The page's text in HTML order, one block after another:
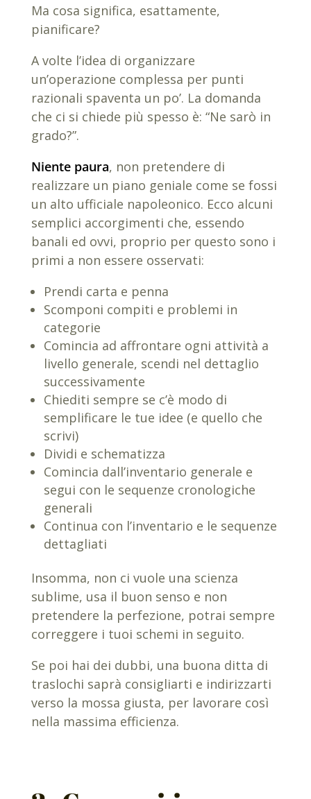
Ma cosa significa, esattamente,
pianificare?
A volte l’idea di organizzare
un’operazione complessa per punti
razionali spaventa un po’. La domanda
che ci si chiede più spesso è: “Ne sarò in
grado?”.
Niente paura, non pretendere di
realizzare un piano geniale come se fossi
un alto ufficiale napoleonico. Ecco alcuni
semplici accorgimenti che, essendo
banali ed ovvi, proprio per questo sono i
primi a non essere osservati:
Prendi carta e penna
Scomponi compiti e problemi in
categorie
Comincia ad affrontare ogni attività a
livello generale, scendi nel dettaglio
successivamente
Chiediti sempre se c’è modo di
semplificare le tue idee (e quello che
scrivi)
Dividi e schematizza
Comincia dall’inventario generale e
segui con le sequenze cronologiche
generali
Continua con l’inventario e le sequenze
dettagliati
Insomma, non ci vuole una scienza
sublime, usa il buon senso e non
pretendere la perfezione, potrai sempre
correggere i tuoi schemi in seguito.
Se poi hai dei dubbi, una buona ditta di
traslochi saprà consigliarti e indirizzarti
verso la mossa giusta, per lavorare così
nella massima efficienza.